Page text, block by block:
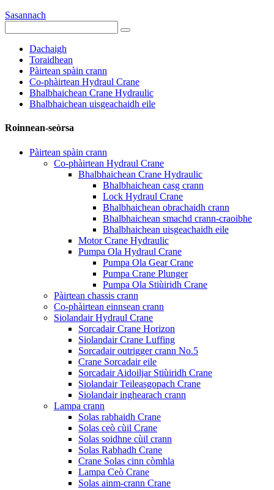
Sasannach
Dachaigh
Toraidhean
Pàirtean spàin crann
Co-phàirtean Hydraul Crane
Bhalbhaichean Crane Hydraulic
Bhalbhaichean uisgeachaidh eile
Roinnean-seòrsa
Pàirtean spàin crann
Co-phàirtean Hydraul Crane
Bhalbhaichean Crane Hydraulic
Bhalbhaichean casg crann
Lock Hydraul Crane
Bhalbhaichean obrachaidh crann
Bhalbhaichean smachd crann-craoibhe
Bhalbhaichean uisgeachaidh eile
Motor Crane Hydraulic
Pumpa Ola Hydraul Crane
Pumpa Ola Gear Crane
Pumpa Crane Plunger
Pumpa Ola Stiùiridh Crane
Pàirtean chassis crann
Co-phàirtean einnsean crann
Siolandair Hydraul Crane
Sorcadair Crane Horizon
Siolandair Crane Luffing
Sorcadair outrigger crann No.5
Crane Sorcadair eile
Sorcadair Aidoiljar Stiùiridh Crane
Siolandair Teileasgopach Crane
Siolandair inghearach crann
Lampa crann
Solas rabhaidh Crane
Solas ceò cùil Crane
Solas soidhne cùil crann
Solas Rabhadh Crane
Crane Solas cinn còmhla
Lampa Ceò Crane
Solas ainm-crann Crane